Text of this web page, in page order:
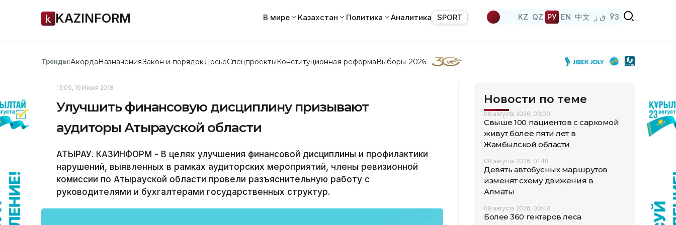
KAZINFORM В мире Казахстан Политика Аналитика SPORT KZ QZ РУ EN 中文 ق ز ЎЗ
Тренды:АкордаНазначенияЗакон и порядок ДосьеСпецпроектыКонституционная реформаВыборы-2026
13:09, 19 Июня 2018
Улучшить финансовую дисциплину призывают
аудиторы Атырауской области
АТЫРАУ. КАЗИНФОРМ - В целях улучшения финансовой дисциплины и профилактики
нарушений, выявленных в рамках аудиторских мероприятий, члены ревизионной
комиссии по Атырауской области провели разъяснительную работу с
руководителями и бухгалтерами государственных структур.
Новости по теме
08 августа 2026, 03:00
Свыше 100 пациентов с саркомой
живут более пяти лет в
Жамбылской области
08 августа 2026, 01:48
Девять автобусных маршрутов
изменят схему движения в
Алматы
08 августа 2026, 00:48
Более 360 гектаров леса